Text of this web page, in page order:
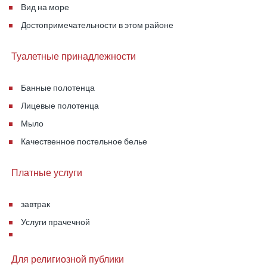
Вид на море
Достопримечательности в этом районе
Туалетные принадлежности
Банные полотенца
Лицевые полотенца
Мыло
Качественное постельное белье
Платные услуги
завтрак
Услуги прачечной
Для религиозной публики